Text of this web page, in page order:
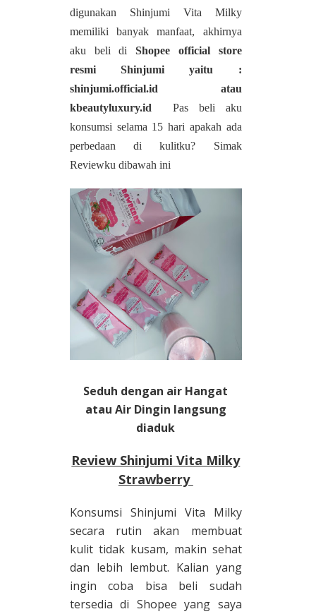
digunakan Shinjumi Vita Milky
memiliki banyak manfaat, akhirnya
aku beli diShopee official store
resmi Shinjumi yaitu :
shinjumi.official.id atau
kbeautyluxury.id Pas beli aku
konsumsi selama 15 hari apakah ada
perbedaan di kulitku? Simak
Reviewku dibawah ini
Seduh dengan air Hangat
atau Air Dingin langsung
diaduk
Review Shinjumi Vita Milky
Strawberry
Konsumsi Shinjumi Vita Milky
secara rutin akan membuat
kulit tidak kusam, makin sehat
dan lebih lembut. Kalian yang
ingin coba bisa beli sudah
tersedia di Shopee yang saya